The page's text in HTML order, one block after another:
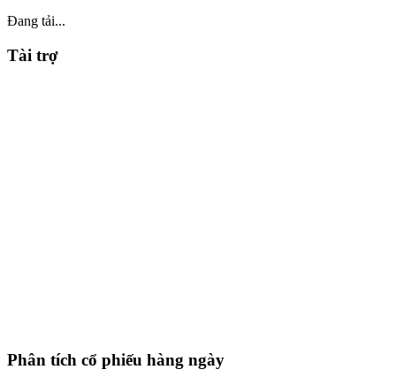
Đang tải...
Tài trợ
Phân tích cổ phiếu hàng ngày